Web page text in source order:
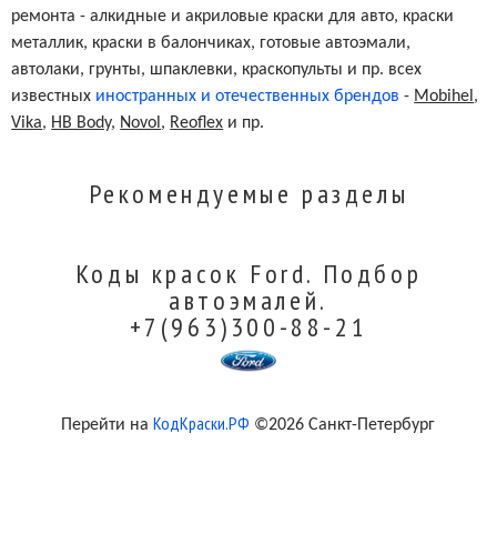
ремонта - алкидные и акриловые краски для авто, краски
металлик, краски в балончиках, готовые автоэмали,
автолаки, грунты, шпаклевки, краскопульты и пр. всех
известных иностранных и отечественных брендов - Mobihel ,
Vika, HB Body, Novol , Reoflex и пр.
Рекомендуемые разделы
Коды красок Ford. Подбор
автоэмалей.
+7(963)300-88-21
Перейти наКодКраски.РФ ©2026 Санкт-Петербург